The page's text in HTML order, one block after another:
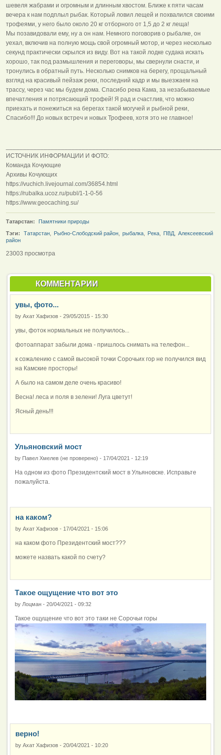
шевеля жабрами и огромным и длинным хвостом. Ближе к пяти часам
вечера к нам подплыл рыбак. Который ловил лещей и похвалился своими
трофеями, у него было около 20 кг отборного от 1,5 до 2 кг леща!
Мы позавидовали ему, ну а он нам. Немного поговорив о рыбалке, он
уехал, включив на полную мощь свой огромный мотор, и через несколько
секунд практически скрылся из виду. Вот на такой лодке судака искать
хорошо, так под размышления и переговоры, мы свернули снасти, и
тронулись в обратный путь. Несколько снимков на берегу, прощальный
взгляд на красивый пейзаж реки, последний кадр и мы выезжаем на
трассу, через час мы будем дома. Спасибо река Кама, за незабываемые
впечатления и потрясающий трофей! Я рад и счастлив, что можно
приехать и понежиться на берегах такой могучей и рыбной реки,
Спасибо!!! До новых встреч и новых Трофеев, хотя это не главное!
ИСТОЧНИК ИНФОРМАЦИИ И ФОТО:
Команда Кочующие
Архивы Кочующих
https://vuchich.livejournal.com/36854.html
https://rubalka.ucoz.ru/publ/1-1-0-56
https://www.geocaching.su/
Татарстан:
Памятники природы
Тэги:
Татарстан Рыбно-Слободский район рыбалка Река ПВД
Алексеевский
район
23003 просмотра
КОММЕНТАРИИ
увы, фото...
by Ахат Хафизов - 29/05/2015 - 15:30
увы, фоток нормальных не получилось...
фотоаппарат забыли дома - пришлось снимать на телефон...
к сожалению с самой высокой точки Сорочьих гор не получился вид
на Камские просторы!
А было на самом деле очень красиво!
Весна! леса и поля в зелени! Луга цветут!
Ясный день!!!
Ульяновский мост
by Павел Хмелев (не проверено) - 17/04/2021 - 12:19
На одном из фото Президентский мост в Ульяновске. Исправьте
пожалуйста.
на каком?
by Ахат Хафизов - 17/04/2021 - 15:06
на каком фото Президентский мост???
можете назвать какой по счету?
Такое ощущение что вот это
by Лоцман - 20/04/2021 - 09:32
Такое ощущение что вот это таки не Сорочьи горы
верно!
by Ахат Хафизов - 20/04/2021 - 10:20